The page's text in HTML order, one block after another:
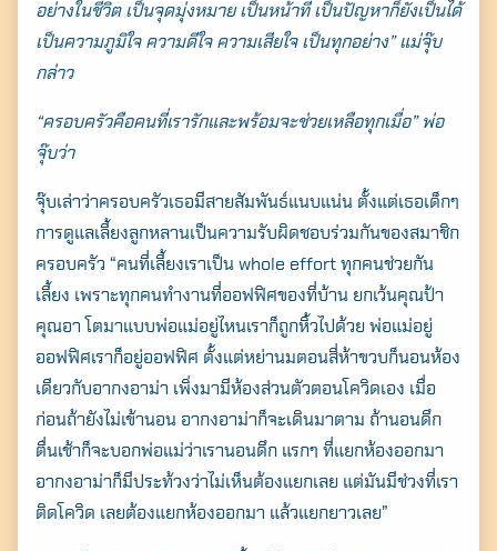
อย่างในชีวิต เป็นจุดมุ่งหมาย เป็นหน้าที่ เป็นปัญหาก็ยังเป็นได้
เป็นความภูมิใจ ความดีใจ ความเสียใจ เป็นทุกอย่าง” แม่จุ๊บ
กล่าว
“ครอบครัวคือคนที่เรารักและพร้อมจะช่วยเหลือทุกเมื่อ” พ่อ
จุ๊บว่า
จุ๊บเล่าว่าครอบครัวเธอมีสายสัมพันธ์แนบแน่น ตั้งแต่เธอเด็กๆ
การดูแลเลี้ยงลูกหลานเป็นความรับผิดชอบร่วมกันของสมาชิก
ครอบครัว “คนที่เลี้ยงเราเป็น whole effort ทุกคนช่วยกัน
เลี้ยง เพราะทุกคนทำงานที่ออฟฟิศของที่บ้าน ยกเว้นคุณป้า
คุณอา โตมาแบบพ่อแม่อยู่ไหนเราก็ถูกหิ้วไปด้วย พ่อแม่อยู่
ออฟฟิศเราก็อยู่ออฟฟิศ ตั้งแต่หย่านมตอนสี่ห้าขวบก็นอนห้อง
เดียวกับอากงอาม่า เพิ่งมามีห้องส่วนตัวตอนโควิดเอง เมื่อ
ก่อนถ้ายังไม่เข้านอน อากงอาม่าก็จะเดินมาตาม ถ้านอนดึก
ตื่นเช้าก็จะบอกพ่อแม่ว่าเรานอนดึก แรกๆ ที่แยกห้องออกมา
อากงอาม่าก็มีประท้วงว่าไม่เห็นต้องแยกเลย แต่มันมีช่วงที่เรา
ติดโควิด เลยต้องแยกห้องออกมา แล้วแยกยาวเลย”